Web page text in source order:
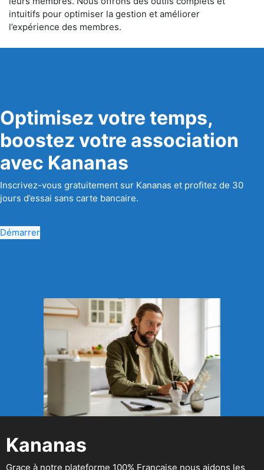
intuitifs pour optimiser la gestion et améliorer
l’expérience des membres.
Optimisez votre temps,
boostez votre association
avec Kananas
Inscrivez-vous gratuitement sur Kananas et profitez de 30
jours d’essai sans carte bancaire.
Démarrer
Kananas
Grace à notre plateforme 100% Française nous aidons les